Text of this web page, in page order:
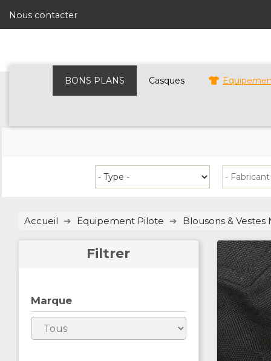
Nous contacter
BONS PLANS Casques
Accueil Equipement Pilote Blousons & Vestes
Filtrer
Marque